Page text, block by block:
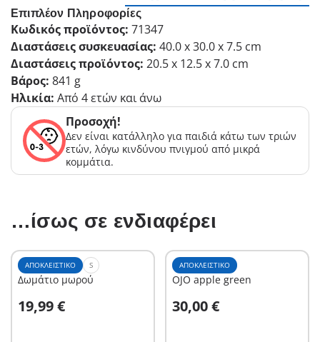
Επιπλέον Πληροφορίες
Κωδικός προϊόντος: 71347
Διαστάσεις συσκευασίας: 40.0 x 30.0 x 7.5 cm
Διαστάσεις προϊόντος: 20.5 x 12.5 x 7.0 cm
Βάρος: 841 g
Ηλικία: Από 4 ετών και άνω
Προσοχή!
Δεν είναι κατάλληλο για παιδιά κάτω των τριών
ετών, λόγω κινδύνου πνιγμού από μικρά
κομμάτια.
…ίσως σε ενδιαφέρει
ΑΠΟΚΛΕΙΣΤΙΚΌ S
Δωμάτιο μωρού
19,99 €
ΑΠΟΚΛΕΙΣΤΙΚΌ
OJO apple green
30,00 €